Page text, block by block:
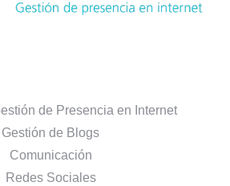
de Presencia en Internet
Gestión de Blogs
Comunicación
Redes Sociales